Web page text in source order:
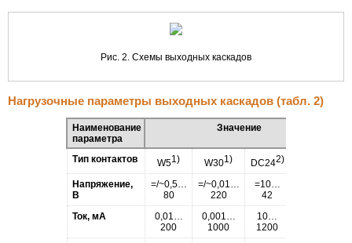
Рис. 2. Схемы выходных каскадов
Нагрузочные параметры выходных каскадов (табл. 2)
Наименование
параметра
Значение
Тип контактов W51) W301) DC242)
Напряжение,
В
=/~0,5…
80
=/~0,01…
220
=10…
42
Ток, мА
0,01…
200
0,001…
1000
10…
1200